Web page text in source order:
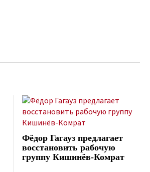
Фёдор Гагауз предлагает
восстановить рабочую
группу Кишинёв-Комрат